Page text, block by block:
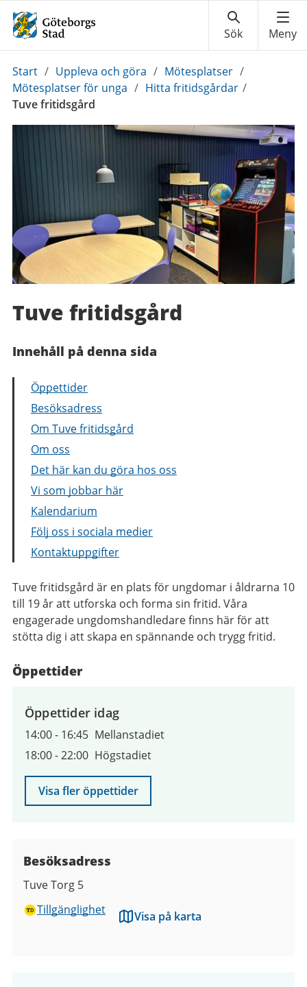
Du
är
här:
Start / Uppleva och göra / Mötesplatser /
Mötesplatser för unga / Hitta fritidsgårdar /
Tuve fritidsgård
Tuve fritidsgård
Innehåll på denna sida
Öppettider
Besöksadress
Om Tuve fritidsgård
Om oss
Det här kan du göra hos oss
Vi som jobbar här
Kalendarium
Följ oss i sociala medier
Kontaktuppgifter
Tuve fritidsgård är en plats för ungdomar i åldrarna 10
till 19 år att utforska och forma sin fritid. Våra
engagerade ungdomshandledare finns här för att
stötta dig i att skapa en spännande och trygg fritid.
Öppettider
Öppettider idag
14:00- 16:45 Mellanstadiet
18:00-22:00 Högstadiet
Visa fler öppettider
Besöksadress
Tuve Torg 5
Tillgänglighet
Visa på karta